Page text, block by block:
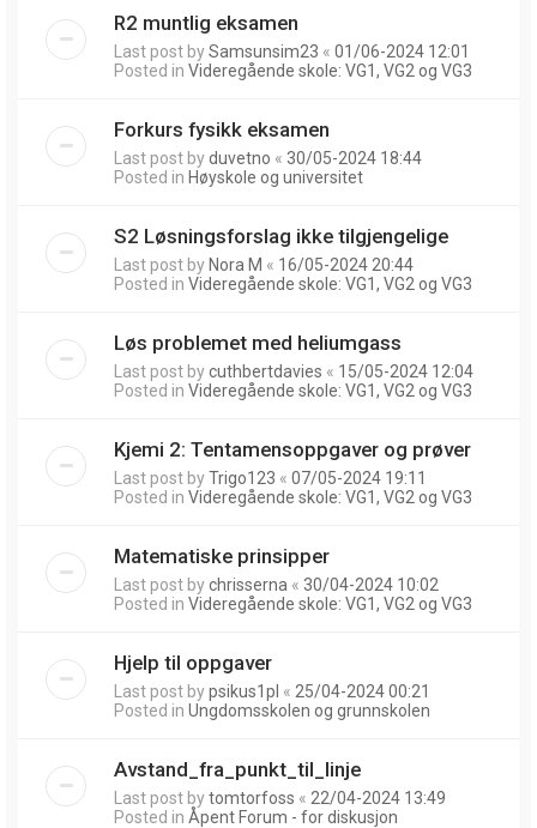
R2 muntlig eksamen
Last post bySamsunsim23 « 01/06-2024 12:01
Posted in Videregående skole: VG1, VG2 og VG3
Forkurs fysikk eksamen
Last post byduvetno « 30/05-2024 18:44
Posted in Høyskole og universitet
S2 Løsningsforslag ikke tilgjengelige
Last post by Nora M « 16/05-2024 20:44
Posted in Videregående skole: VG1, VG2 og VG3
Løs problemet med heliumgass
Last post bycuthbertdavies « 15/05-2024 12:04
Posted in Videregående skole: VG1, VG2 og VG3
Kjemi 2: Tentamensoppgaver og prøver
Last post byTrigo123 « 07/05-2024 19:11
Posted in Videregående skole: VG1, VG2 og VG3
Matematiske prinsipper
Last post bychrisserna « 30/04-2024 10:02
Posted in Videregående skole: VG1, VG2 og VG3
Hjelp til oppgaver
Last post bypsikus1pl « 25/04-2024 00:21
Posted in Ungdomsskolen og grunnskolen
Avstand_fra_punkt_til_linje
Last post bytomtorfoss « 22/04-2024 13:49
Posted in Åpent Forum - for diskusjon